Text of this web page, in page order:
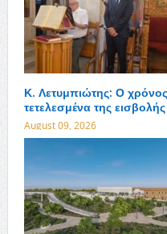
Κ. Λετυμπιώτης: Ο
τετελεσμένα της εισβολής
August 09, 2026